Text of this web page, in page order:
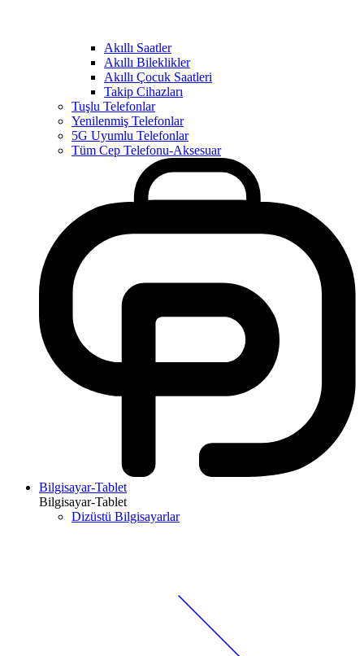
Akıllı Saatler
Akıllı Bileklikler
Akıllı Çocuk Saatleri
Takip Cihazları
Tuşlu Telefonlar
Yenilenmiş Telefonlar
5G Uyumlu Telefonlar
Tüm Cep Telefonu-Aksesuar
Bilgisayar-Tablet
Bilgisayar-Tablet
Dizüstü Bilgisayarlar